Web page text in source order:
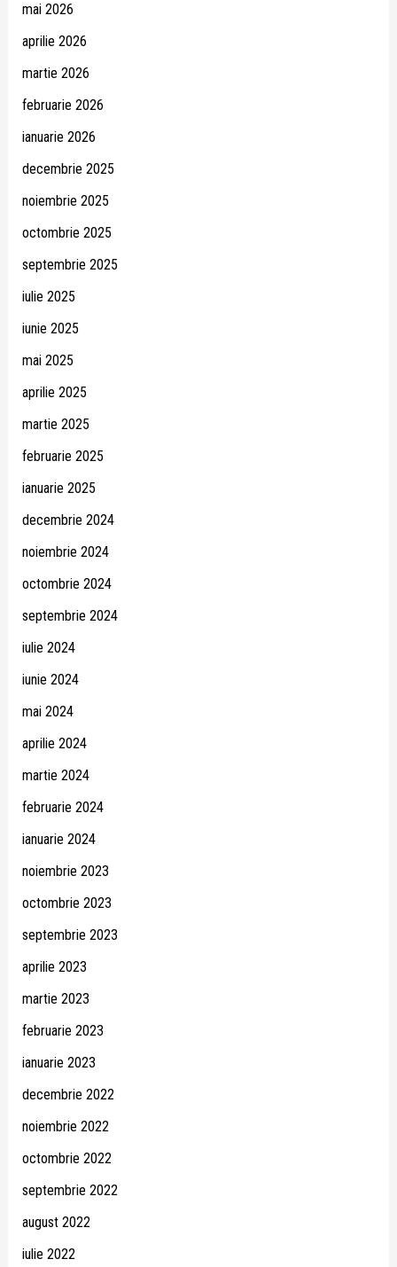
mai 2026
aprilie 2026
martie 2026
februarie 2026
ianuarie 2026
decembrie 2025
noiembrie 2025
octombrie 2025
septembrie 2025
iulie 2025
iunie 2025
mai 2025
aprilie 2025
martie 2025
februarie 2025
ianuarie 2025
decembrie 2024
noiembrie 2024
octombrie 2024
septembrie 2024
iulie 2024
iunie 2024
mai 2024
aprilie 2024
martie 2024
februarie 2024
ianuarie 2024
noiembrie 2023
octombrie 2023
septembrie 2023
aprilie 2023
martie 2023
februarie 2023
ianuarie 2023
decembrie 2022
noiembrie 2022
octombrie 2022
septembrie 2022
august 2022
iulie 2022